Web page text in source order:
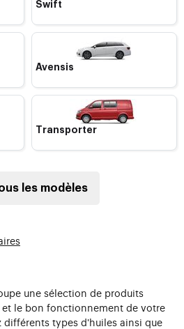
Swift
Avensis
Transporter
les modèles
une sélection de produits
le bon fonctionnement de votre
différents types d'huiles ainsi que